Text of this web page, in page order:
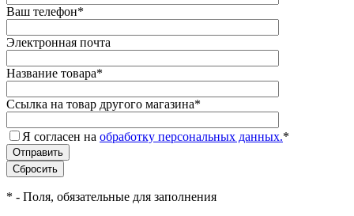
Ваш телефон*
Электронная почта
Название товара*
Ссылка на товар другого магазина*
Я согласен на обработку персональных данных.*
* - Поля, обязательные для заполнения